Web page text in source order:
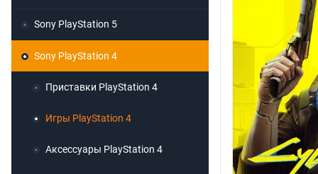
Sony PlayStation 5
Sony PlayStation 4
Приставки PlayStation 4
Игры PlayStation 4
Аксессуары PlayStation 4